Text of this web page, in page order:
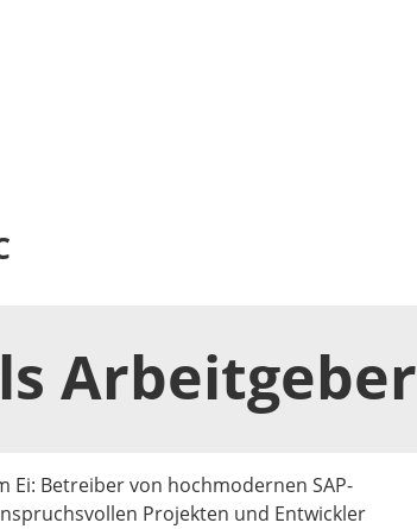
Arbeitgeber
Ei: Betreiber von hochmodernen SAP-
Projekten und Entwickler